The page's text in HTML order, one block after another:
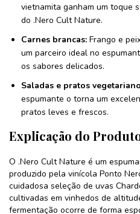
vietnamita ganham um toque
do .Nero Cult Nature.
Carnes brancas: Frango e
um parceiro ideal no
os sabores delicados.
Saladas e pratos
espumante o torna um
pratos leves e frescos.
Explicação do
O .Nero Cult Nature é um
produzido pela vinícola Ponto
cuidadosa seleção de uvas
cultivadas em vinhedos de
fermentação ocorre de forma